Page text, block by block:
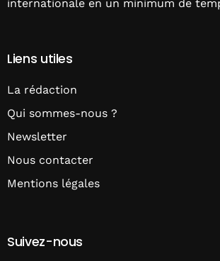
internationale en un minimum de
Liens utiles
La rédaction
Qui sommes-nous ?
Newsletter
Nous contacter
Mentions légales
Suivez-nous